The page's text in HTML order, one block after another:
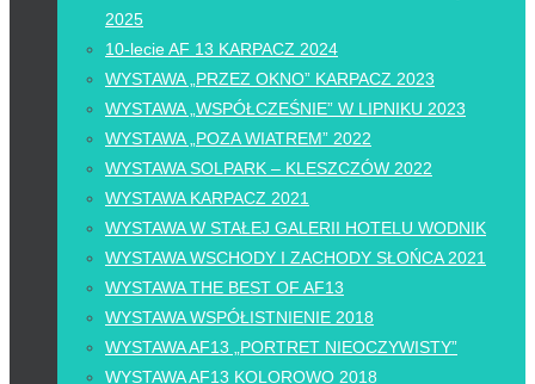
2025
10-lecie AF 13 KARPACZ 2024
WYSTAWA „PRZEZ OKNO” KARPACZ 2023
WYSTAWA „WSPÓŁCZEŚNIE” W LIPNIKU 2023
WYSTAWA „POZA WIATREM” 2022
WYSTAWA SOLPARK – KLESZCZÓW 2022
WYSTAWA KARPACZ 2021
WYSTAWA W STAŁEJ GALERII HOTELU WODNIK
WYSTAWA WSCHODY I ZACHODY SŁOŃCA 2021
WYSTAWA THE BEST OF AF13
WYSTAWA WSPÓŁISTNIENIE 2018
WYSTAWA AF13 „PORTRET NIEOCZYWISTY”
WYSTAWA AF13 KOLOROWO 2018